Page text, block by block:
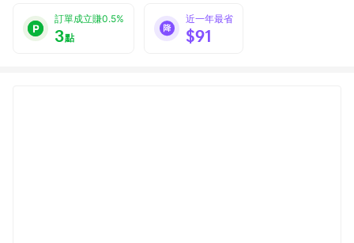
訂單成立賺0.5%
3點
近一年最省
$91